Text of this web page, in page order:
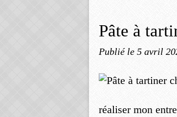
Pâte à
Publié le 5 avril
réaliser mon